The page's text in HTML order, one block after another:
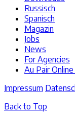
Russisch
Spanisch
Magazin
Jobs
News
For Agencies
Au Pair
Impressum
Back to Top